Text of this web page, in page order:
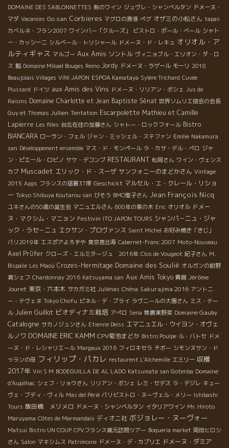
DOMAINE DES SABLONNETTES 剣のワイン ジュヴレ・シャンべルタン ドメーヌ・
マダ Vacances Go san Corbieres マグロの漁港 ペグ オザミの小松さん tapas
カベルネ・フラン2007 ワインバー「クルーズ」 ビストロ・ポール・ベール シャト
ー・カッシーニ シルベール・トリシャール ドメーヌ・ド・レキュ オリオル・ア
ルティギャス マルゴー Aux Amis ソントル ヴィニョブル・エリオン・ダ・ロ
ス 鮨 Domaine Mikael Bouges Reino Jordy ドメーヌ・ラゲール モーリ 2018
Beaujolais Villages VINI JAPON ESPOA Kamataya Sylère Trichard Cuvée
Plussard ドイツ aux Amis des Vins ドメーヌ・リリアン・ボシェ Jus de
Raisins Domaine Charlotte et Jean Baptiste Sénat 世界ソムリエ協会の会長
Guy et Thomas Jullien Tentation Escarpolette Mathieu et Camille
Lapierre Les filles 台北在住の加藤さん シャトー・ロックフォール Bistro
BIANCARA ローラン・フェル ジャン・ミッシェル・ステファン Emilie Nakamura
san Développement ensemble マス・ド・モンペール ラ・カサ・デル・ぺロ ジャ
ン・ピエール・ロビノ ケケ・デコンブ RESTAURANT 松岡さん ワイン・ヴェンス
カブ Muscadet エリック・ド・スーザ サンフォニーのまどかさん Vintage
2015 Apps フランスの猛暑37度 Geschickt マルセル・エ・クレール・リショ
ー Tokyo Shibuya Koutarou san びそう BMO聖子さん Jean François Nicq
ユキさんの50歳の誕生会 マニュエルさん 600年の栗の木 Eric オリオル ドメー
ヌ・マクシム・マニョン Festivin ITO JAPON TOURS シャンパ－ニュ・ジャ
ック・ラセ－ニュ エクサン・プロヴァンス Saint Michel お好み焼き「きじ」
パリ2019年 エスポアよろずや 東京恵比寿 Cabernet-Franc 2007 Moto-Nouveau
Axel Prϋfer クローズ・エルミタージュ 2016年 Clos de Vougeot 紀子さん M.
Bispalie Les Maoù Crozes-Hermitage Domaine des Soulié オルガンの紺野
真シェフ Chardonnay 2016 Katsuyama san Aux Amis Tokyo 貴腐 Jérôme
Jouret 東京・六本木 サカガミ社 Juliénas Chéna Sakurajima 2016 アントニ
ー・テヴェネ Tokyo Chofu ピネル・デ・ブライ ラヴニールの大園さん ミス・テー
ル Julien Guillot ビオディナミ栽培 アぺロ Sena 無農薬野菜 Domaine Gauby
Catalogne サカノジュンさん Etienne Deiss エマニュエル・ウイヨン・オヴェ
ルノワ DOMAINE ERIC KAMM CPV菊池まどか Bistro Poulpe ル・バトセ ドメ
ーヌ・ド・レシャリエール Margaux 2016 フィロキセラ チボー シモンヌサン・ド
ゥランの母 フィリップ・パカレ restaurent L'Alchemille エミリー 収穫
2017年 Vin S M BODEGUILLA DE AL LADO Katsumata san Gotenba Domaine
d'Aupilhac シェフ・リョウさん リリアン・ボシェ レミ・セデス ラ・デジレ キュー
ヴェ・ブディ・ヴィル Mas del Périé パリビストロ・ヌーヴェル・メリー Ishibashi
Tours 飯田橋 メリメロ ドメーヌ・シャンベルタン イタリアワイン Mr. Hiroto
Maruyama Côtes de Marmandais ディオニ社 ボジョレー・ヌーヴォー
Matsui Bistro UN COUP CPVフランス蔵元訪問ツアー Boqueria market 岡田ヒロシ
さん Salon マキシムス Patrimoine ドメーヌ・デ・カプリエ ドメーヌ・ダミア